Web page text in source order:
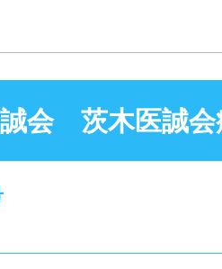
誠会 茨木医誠会